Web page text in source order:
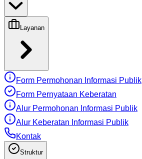
Layanan
Form Permohonan Informasi Publik
Form Pernyataan Keberatan
Alur Permohonan Informasi Publik
Alur Keberatan Informasi Publik
Kontak
Struktur